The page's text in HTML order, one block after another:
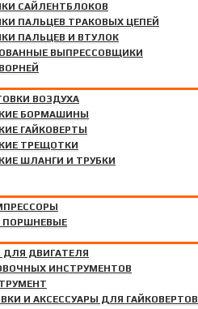
САЙЛЕНТБЛОКОВ
ПАЛЬЦЕВ ТРАКОВЫХ ЦЕПЕЙ
ПАЛЬЦЕВ И ВТУЛОК
ВЫПРЕССОВЩИКИ
ВОЗДУХА
БОРМАШИНЫ
ГАЙКОВЕРТЫ
ТРЕЩОТКИ
ШЛАНГИ И ТРУБКИ
КАМЕР
ПОРШНЕВЫЕ
ДВИГАТЕЛЯ
ИНСТРУМЕНТОВ
И АКСЕССУАРЫ ДЛЯ ГАЙКОВЕРТОВ